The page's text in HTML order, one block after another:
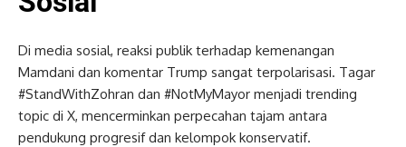
Di media sosial, reaksi publik terhadap kemenangan
Mamdani dan komentar Trump sangat terpolarisasi. Tagar
#StandWithZohran dan #NotMyMayor menjadi trending
topic di X, mencerminkan perpecahan tajam antara
pendukung progresif dan kelompok konservatif.